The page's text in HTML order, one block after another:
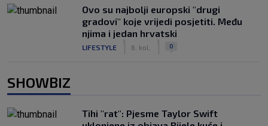
Ovo su najbolji europski "drugi
gradovi" koje vrijedi posjetiti. Među
njima i jedan hrvatski
LIFESTYLE 6. kol. 0
SHOWBIZ
Tihi "rat": Pjesme Taylor Swift